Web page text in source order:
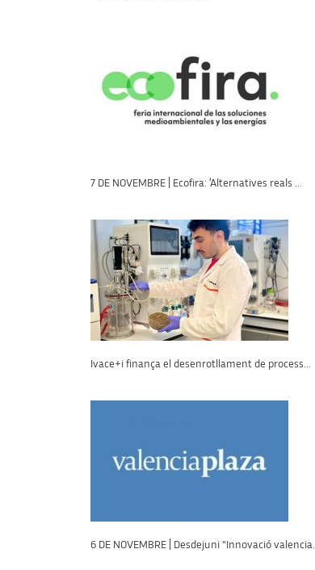
7 DE NOVEMBRE | Ecofira: ‘Alternatives reals ...
Ivace+i finança el desenrotllament de process...
6 DE NOVEMBRE | Desdejuni "Innovació valencia...